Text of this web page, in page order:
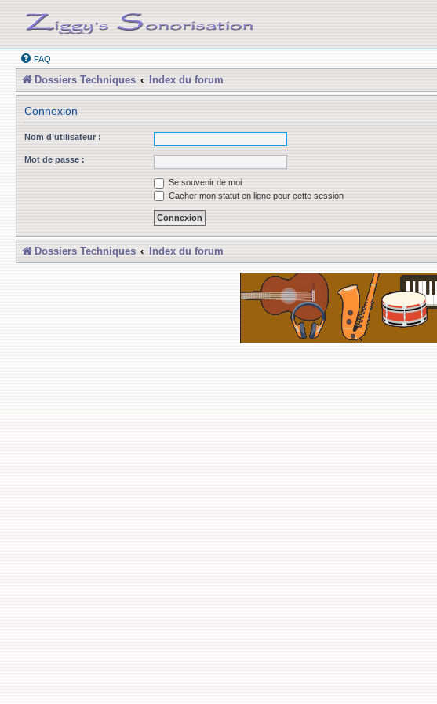
FAQ
Dossiers Techniques Index du forum
Connexion
Nom d’utilisateur :
Mot de passe :
Se souvenir de moi
Cacher mon statut en ligne pour cette session
Dossiers Techniques Index du forum